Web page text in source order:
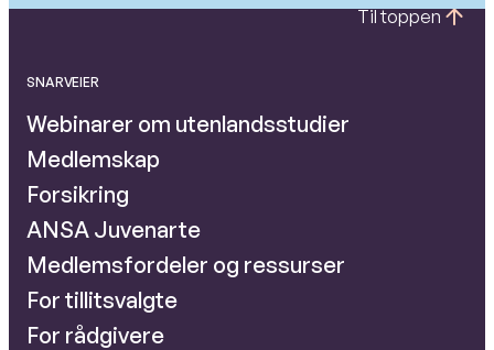
SNARVEIER
Webinarer om utenlandsstudier
Medlemskap
Forsikring
ANSA Juvenarte
Medlemsfordeler og ressurser
For tillitsvalgte
For rådgivere
Til toppen